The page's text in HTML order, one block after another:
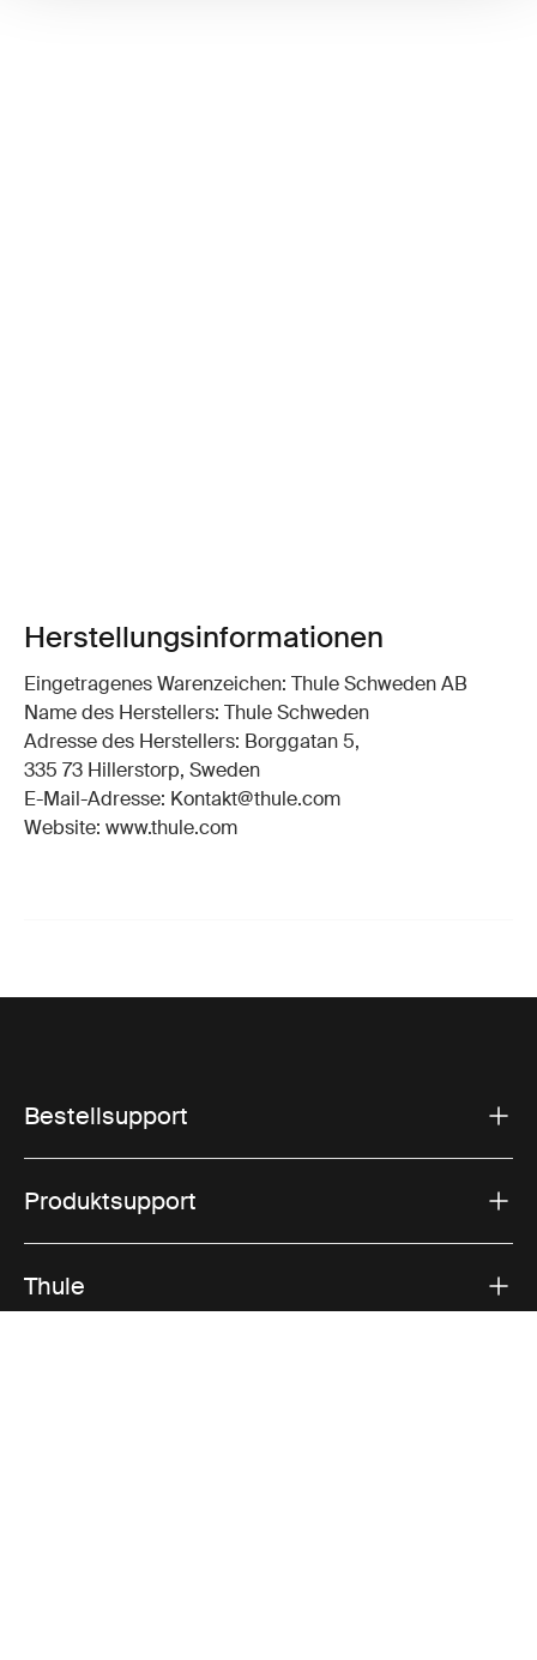
Herstellungsinformationen
Eingetragenes Warenzeichen: Thule Schweden AB
Name des Herstellers: Thule Schweden
Adresse des Herstellers: Borggatan 5,
335 73 Hillerstorp, Sweden
E-Mail-Adresse: Kontakt@thule.com
Website: www.thule.com
Bestellsupport
Produktsupport
Thule